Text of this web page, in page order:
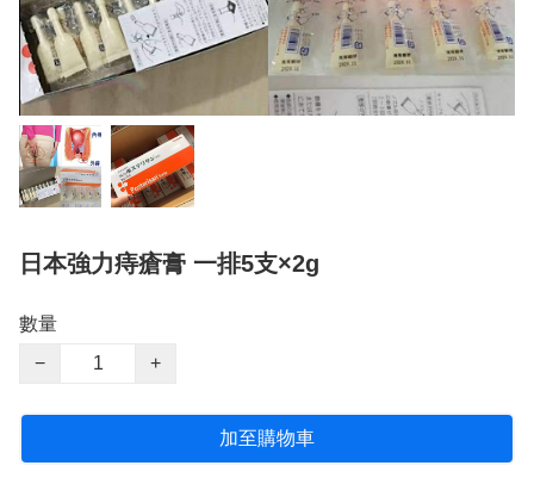
日本強力痔瘡膏 一排5支×2g
數量
−
+
加至購物車